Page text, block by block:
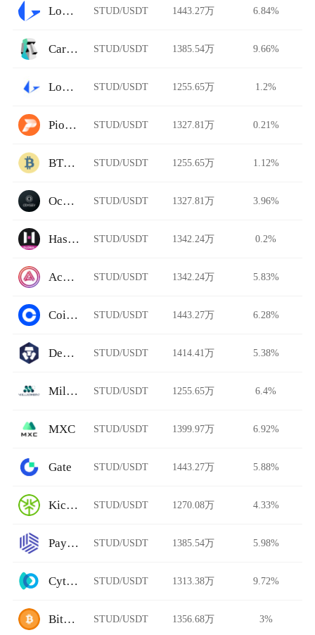
Loopring STUD/USDT 1443.27万 6.84%
Carbon DeFi STUD/USDT 1385.54万 9.66%
Loopring AMM STUD/USDT 1255.65万 1.2%
Pionex STUD/USDT 1327.81万 0.21%
BTCTradeUA STUD/USDT 1255.65万 1.12%
Ocnex STUD/USDT 1327.81万 3.96%
HashKey Global STUD/USDT 1342.24万 0.2%
Acala Swap STUD/USDT 1342.24万 5.83%
Coinbase Pro STUD/USDT 1443.27万 6.28%
DeFi Swap STUD/USDT 1414.41万 5.38%
Millionero STUD/USDT 1255.65万 6.4%
MXC STUD/USDT 1399.97万 6.92%
Gate STUD/USDT 1443.27万 5.88%
KickEX STUD/USDT 1270.08万 4.33%
Paymium STUD/USDT 1385.54万 5.98%
Cytoswap STUD/USDT 1313.38万 9.72%
BitFlip STUD/USDT 1356.68万 3%